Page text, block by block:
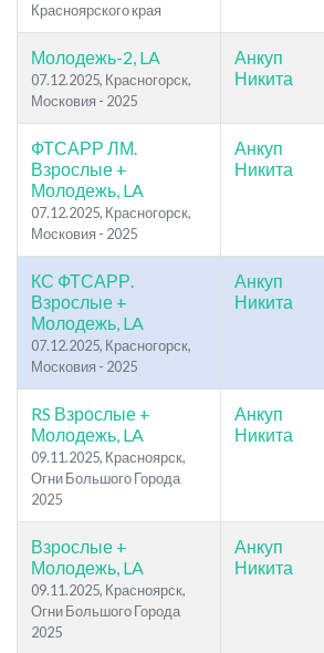
Красноярского края
Молодежь-2, LA
07.12.2025, Красногорск,
Московия - 2025
Анкуп
Никита
ФТСАРР ЛМ.
Взрослые +
Молодежь, LA
07.12.2025, Красногорск,
Московия - 2025
Анкуп
Никита
КС ФТСАРР.
Взрослые +
Молодежь, LA
07.12.2025, Красногорск,
Московия - 2025
Анкуп
Никита
RS Взрослые +
Молодежь, LA
09.11.2025, Красноярск,
Огни Большого Города
2025
Анкуп
Никита
Взрослые +
Молодежь, LA
09.11.2025, Красноярск,
Огни Большого Города
2025
Анкуп
Никита